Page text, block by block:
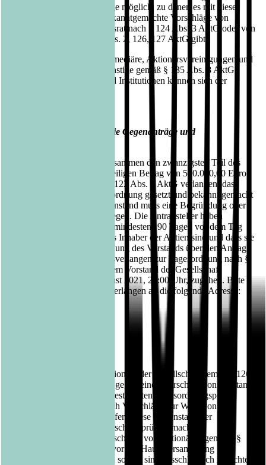
Anträge und Wahlvorschläge möglich, zu denen es mit dieser
Einberufung oder später bekanntgemachte Vorschläge von
Vorstand und/oder Aufsichtsrat nach § 124 Abs. 3 AktG oder von
Aktionären nach §§ 122 Abs. 2, 126, 127 AktG gibt.
Auch bevollmächtigte Intermediäre, Aktionärsvereinigungen und
Stimmrechtsberater oder sonstige gemäß § 135 Abs. 8 AktG
gleichgestellte Personen und Institutionen können sich der
Ergänzungsverlangen sowie Gegenanträge und
Aktionäre, deren Anteile zusammen den zwanzigsten Teil des
Grundkapitals oder den anteiligen Betrag von 500.000,00 Euro
erreichen, können gemäß § 122 Abs. 2 AktG verlangen, dass
Gegenstände auf die Tagesordnung gesetzt und bekannt gemacht
werden. Jedem neuen Gegenstand muss eine Begründung oder
eine Beschlussvorlage beiliegen. Die Antragsteller haben
nachzuweisen, dass sie seit mindestens 90 Tagen vor dem Tag
des Zugangs des Verlangens Inhaber der Aktien sind und dass sie
die Aktien bis zur Entscheidung des Vorstands über den Antrag
halten. Etwaige Ergänzungsverlangen zur Tagesordnung nach §
122 Abs. 2 AktG müssen dem Vorstand der Gesellschaft
schriftlich bis zum 15. August 2021, 24:00 Uhr, zugehen. Bitte
richten Sie entsprechende Verlangen an die folgende Adresse:
Darüber hinaus können Aktionäre der Gesellschaft gemäß § 126
Abs. 1 AktG Gegenanträge gegen einen Vorschlag von Vorstand
und Aufsichtsrat zu einem bestimmten Tagesordnungspunkt
übersenden. Sie können auch Vorschläge zur Wahl von
Aufsichtsratsmitgliedern (sofern diese Gegenstand der
Tagesordnung sind) und Abschlussprüfern machen.
Gegenanträge und Wahlvorschläge von Aktionären gemäß §§
126 Abs. 1, 127 AktG, die vor der Hauptversammlung
zugänglich gemacht werden sollen, sind ausschließlich zu richten